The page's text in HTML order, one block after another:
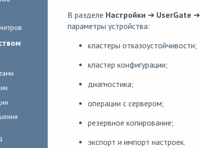
В разделе Настройки ➜ UserGate ➜
параметры устройства:
кластеры отказоустойчивости;
кластер конфигурации;
диагностика;
операции с сервером;
резервное копирование;
экспорт и импорт настроек.